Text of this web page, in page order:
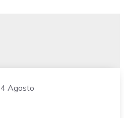
4 Agosto